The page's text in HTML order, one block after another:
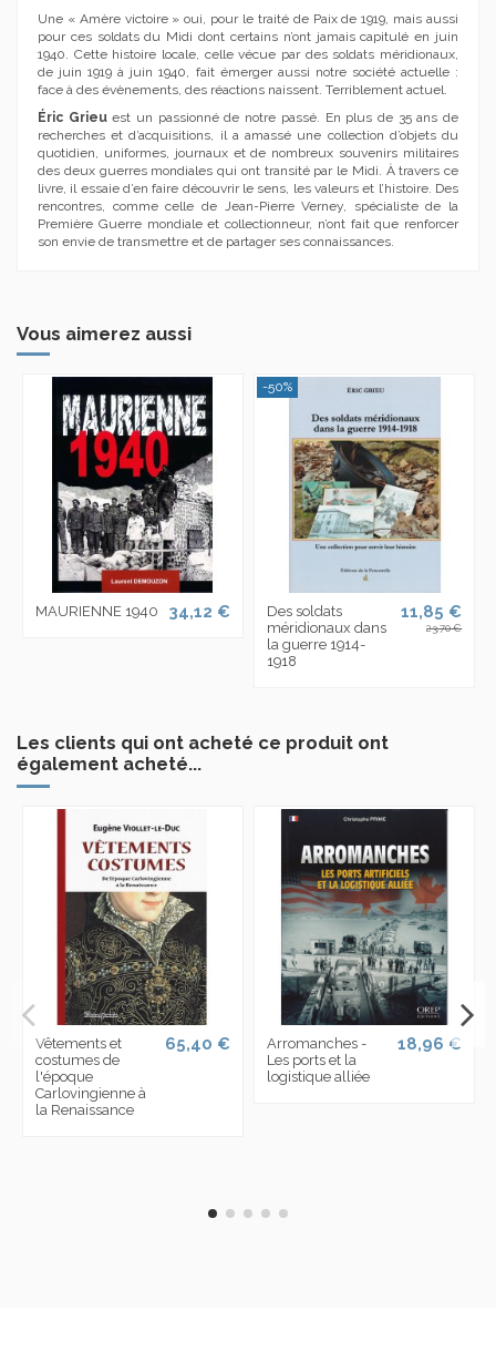
Une « Amère victoire » oui, pour le traité de Paix de 1919, mais aussi
pour ces soldats du Midi dont certains n’ont jamais capitulé en juin
1940. Cette histoire locale, celle vécue par des soldats méridionaux,
de juin 1919 à juin 1940, fait émerger aussi notre société actuelle :
face à des évènements, des réactions naissent. Terriblement actuel.
Éric Grieuest un passionné de notre passé. En plus de 35 ans de
recherches et d’acquisitions, il a amassé une collection d’objets du
quotidien, uniformes, journaux et de nombreux souvenirs militaires
des deux guerres mondiales qui ont transité par le Midi. À travers ce
livre, il essaie d’en faire découvrir le sens, les valeurs et l’histoire. Des
rencontres, comme celle de Jean-Pierre Verney, spécialiste de la
Première Guerre mondiale et collectionneur, n’ont fait que renforcer
son envie de transmettre et de partager ses connaissances.
Vous aimerez aussi
MAURIENNE 1940 34,12 €
-50%
Des soldats
méridionaux dans
la guerre 1914-
1918
11,85 €
23,70 €
Les clients qui ont acheté ce produit ont
également acheté...
Vêtements et
costumes de
l'époque
Carlovingienne à
la Renaissance
65,40 €
Arromanches -
Les ports et la
logistique alliée
18,96 €